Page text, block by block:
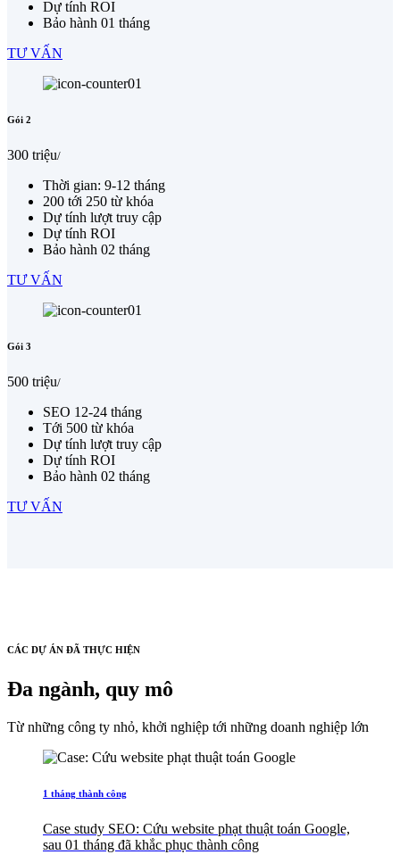
Dự tính ROI
Bảo hành 01 tháng
TƯ VẤN
Gói 2
300 triệu/
Thời gian: 9-12 tháng
200 tới 250 từ khóa
Dự tính lượt truy cập
Dự tính ROI
Bảo hành 02 tháng
TƯ VẤN
Gói 3
500 triệu/
SEO 12-24 tháng
Tới 500 từ khóa
Dự tính lượt truy cập
Dự tính ROI
Bảo hành 02 tháng
TƯ VẤN
CÁC DỰ ÁN ĐÃ THỰC HIỆN
Đa ngành, quy mô
Từ những công ty nhỏ, khởi nghiệp tới những doanh nghiệp lớn
1 tháng thành công
Case study SEO: Cứu website phạt thuật toán Google,
sau 01 tháng đã khắc phục thành công